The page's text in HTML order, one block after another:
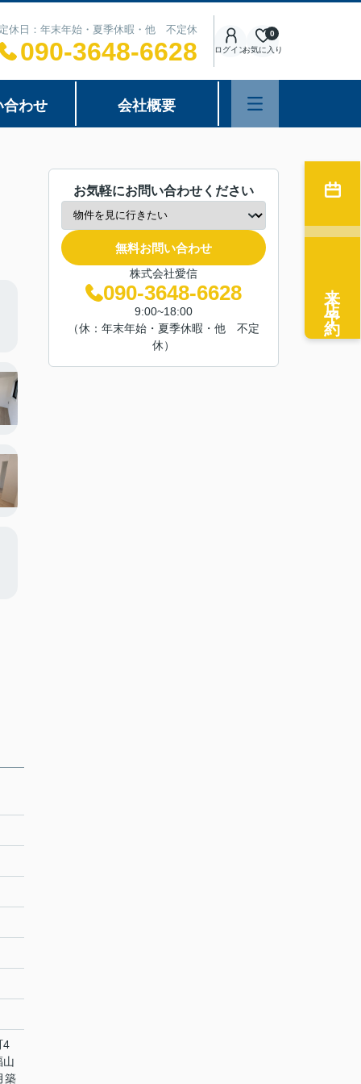
休日：年末年始・夏季休暇・他 不定休
090-3648-6628 ログインお気に入り
0
合わせ 会社概要
4
築
お気軽にお問い合わせください
無料お問い合わせ
株式会社愛信
090-3648-6628
9:00~18:00
（休：年末年始・夏季休暇・他 不定
休）
来店予約